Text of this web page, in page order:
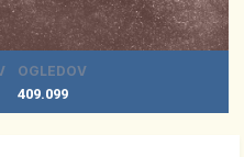
OGLEDOV
409.099